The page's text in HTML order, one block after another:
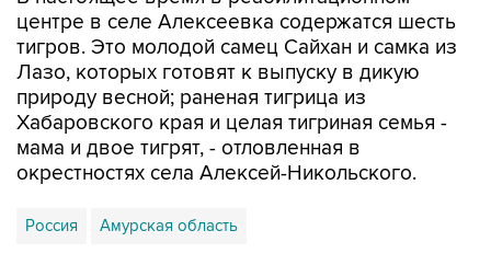
Лазо, которых готовят к выпуску в дикую
природу весной; раненая тигрица из
Хабаровского края и целая тигриная семья -
мама и двое тигрят, - отловленная в
окрестностях села Алексей-Никольского.
Россия Амурская область